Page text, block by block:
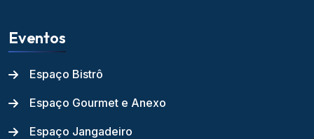
Eventos
Espaço Bistrô
Espaço Gourmet e Anexo
Espaço Jangadeiro